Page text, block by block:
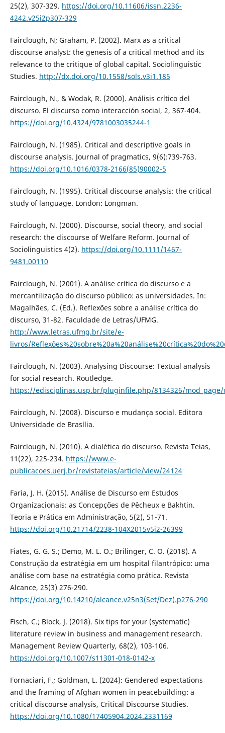
25(2), 307-329. https://doi.org/10.11606/issn.2236-
4242.v25i2p307-329
Fairclough, N; Graham, P. (2002). Marx as a critical
discourse analyst: the genesis of a critical method and its
relevance to the critique of global capital. Sociolinguistic
Studies. http://dx.doi.org/10.1558/sols.v3i1.185
Fairclough, N., & Wodak, R. (2000). Análisis crítico del
discurso. El discurso como interacción social, 2, 367-404.
https://doi.org/10.4324/9781003035244-1
Fairclough, N. (1985). Critical and descriptive goals in
discourse analysis. Journal of pragmatics, 9(6):739-763.
https://doi.org/10.1016/0378-2166(85)90002-5
Fairclough, N. (1995). Critical discourse analysis: the critical
study of language. London: Longman.
Fairclough, N. (2000). Discourse, social theory, and social
research: the discourse of Welfare Reform. Journal of
Sociolinguistics 4(2). https://doi.org/10.1111/1467-
9481.00110
Fairclough, N. (2001). A análise crítica do discurso e a
mercantilização do discurso público: as universidades. In:
Magalhães, C. (Ed.). Reflexões sobre a análise crítica do
discurso, 31-82. Faculdade de Letras/UFMG.
http://www.letras.ufmg.br/site/e-
livros/
Fairclough, N. (2003). Analysing Discourse: Textual analysis
for social research. Routledge.
https://edisciplinas.usp.br/pluginfile.php/8134326/
Fairclough, N. (2008). Discurso e mudança social. Editora
Universidade de Brasília.
Fairclough, N. (2010). A dialética do discurso. Revista Teias,
11(22), 225-234. https://www.e-
publicacoes.uerj.br/revistateias/article/view/24124
Faria, J. H. (2015). Análise de Discurso em Estudos
Organizacionais: as Concepções de Pêcheux e Bakhtin.
Teoria e Prática em Administração, 5(2), 51-71.
https://doi.org/10.21714/2238-104X2015v5i2-26399
Fiates, G. G. S.; Demo, M. L. O.; Brilinger, C. O. (2018). A
Construção da estratégia em um hospital filantrópico: uma
análise com base na estratégia como prática. Revista
Alcance, 25(3) 276-290.
https://doi.org/10.14210/alcance.v25n3(Set/Dez).p276-290
Fisch, C.; Block, J. (2018). Six tips for your (systematic)
literature review in business and management research.
Management Review Quarterly, 68(2), 103-106.
https://doi.org/10.1007/s11301-018-0142-x
Fornaciari, F.; Goldman, L. (2024): Gendered expectations
and the framing of Afghan women in peacebuilding: a
critical discourse analysis, Critical Discourse Studies.
https://doi.org/10.1080/17405904.2024.2331169